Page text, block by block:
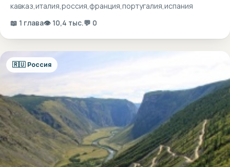
кавказ,италия,россия,франция,португалия,испания
📖 1 глава👁 10,4 тыс.💬 0
🇷🇺 Россия